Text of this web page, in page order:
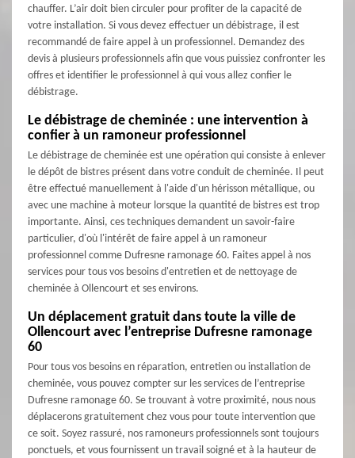
chauffer. L’air doit bien circuler pour profiter de la capacité de
votre installation. Si vous devez effectuer un débistrage, il est
recommandé de faire appel à un professionnel. Demandez des
devis à plusieurs professionnels afin que vous puissiez confronter les
offres et identifier le professionnel à qui vous allez confier le
débistrage.
Le débistrage de cheminée : une intervention à
confier à un ramoneur professionnel
Le débistrage de cheminée est une opération qui consiste à enlever
le dépôt de bistres présent dans votre conduit de cheminée. Il peut
être effectué manuellement à l'aide d'un hérisson métallique, ou
avec une machine à moteur lorsque la quantité de bistres est trop
importante. Ainsi, ces techniques demandent un savoir-faire
particulier, d'où l'intérêt de faire appel à un ramoneur
professionnel comme Dufresne ramonage 60. Faites appel à nos
services pour tous vos besoins d'entretien et de nettoyage de
cheminée à Ollencourt et ses environs.
Un déplacement gratuit dans toute la ville de
Ollencourt avec l’entreprise Dufresne ramonage
60
Pour tous vos besoins en réparation, entretien ou installation de
cheminée, vous pouvez compter sur les services de l’entreprise
Dufresne ramonage 60. Se trouvant à votre proximité, nous nous
déplacerons gratuitement chez vous pour toute intervention que
ce soit. Soyez rassuré, nos ramoneurs professionnels sont toujours
ponctuels, et vous fournissent un travail soigné et à la hauteur de